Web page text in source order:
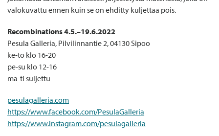
valokuvattu ennen kuin se on ehditty kuljettaa pois.
Recombinations 4.5.–19.6.2022
Pesula Galleria, Pilvilinnantie 2, 04130 Sipoo
ke-to klo 16-20
pe-su klo 12-16
ma-ti suljettu
pesulagalleria.com
https://www.facebook.com/PesulaGalleria
https://www.instagram.com/pesulagalleria